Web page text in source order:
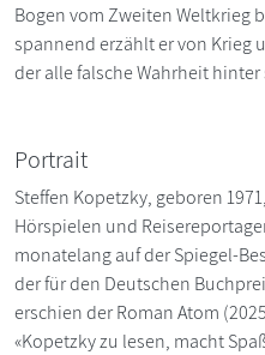
Bogen vom Zweiten Weltkrieg
spannend erzählt er von Krieg
der alle falsche Wahrheit hinter
Portrait
Steffen Kopetzky, geboren
Hörspielen und
monatelang auf der Spiegel-
der für den Deutschen
erschien der Roman Atom
«Kopetzky zu lesen, macht